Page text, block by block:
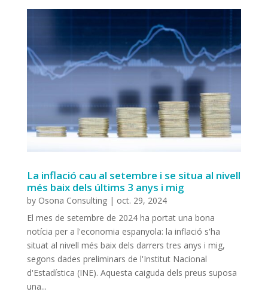
La inflació cau al setembre i se situa al nivell
més baix dels últims 3 anys i mig
by Osona Consulting| oct. 29, 2024
El mes de setembre de 2024 ha portat una bona
notícia per a l'economia espanyola: la inflació s'ha
situat al nivell més baix dels darrers tres anys i mig,
segons dades preliminars de l'Institut Nacional
d'Estadística (INE). Aquesta caiguda dels preus suposa
una...